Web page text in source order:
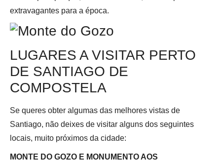
extravagantes para a época.
LUGARES A VISITAR PERTO
DE SANTIAGO DE
COMPOSTELA
Se queres obter algumas das melhores vistas de
Santiago, não deixes de visitar alguns dos seguintes
locais, muito próximos da cidade:
MONTE DO GOZO E MONUMENTO AOS